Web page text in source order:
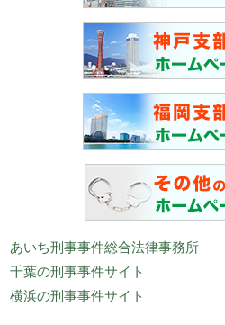
あいち刑事事件総合法律事務所
千葉の刑事事件サイト
横浜の刑事事件サイト